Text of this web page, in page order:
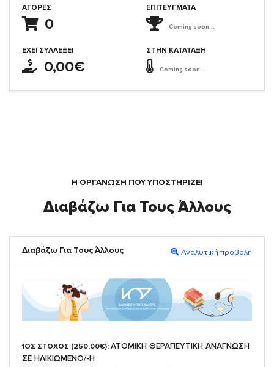
ΑΓΟΡΈΣ
0
ΈΧΕΙ ΣΥΛΛΈΞΕΙ
0,00€
ΕΠΙΤΕΎΓΜΑΤΑ
Coming soon...
ΣΤΗΝ ΚΑΤΆΤΑΞΗ
Coming soon...
Η ΟΡΓΆΝΩΣΗ ΠΟΥ ΥΠΟΣΤΗΡΙΖΕΙ
Διαβάζω Για Τους Άλλους
Διαβάζω Για Τους Άλλους Αναλυτική προβολή
1ΟΣ ΣΤΟΧΟΣ (250,00€): ΑΤΟΜΙΚΗ ΘΕΡΑΠΕΥΤΙΚΗ ΑΝΑΓΝΩΣΗ
ΣΕ ΗΛΙΚΙΩΜΕΝΟ/-Η